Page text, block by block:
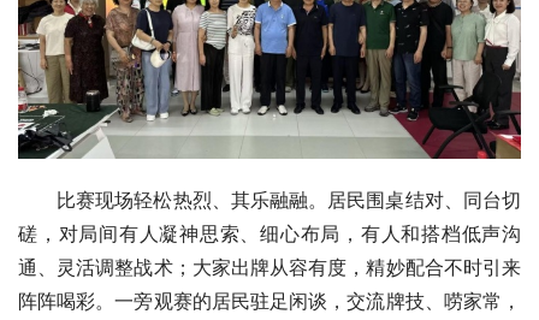
比赛现场轻松热烈、其乐融融。居民围桌结对、同台切
磋，对局间有人凝神思索、细心布局，有人和搭档低声沟
通、灵活调整战术；大家出牌从容有度，精妙配合不时引来
阵阵喝彩。一旁观赛的居民驻足闲谈，交流牌技、唠家常，